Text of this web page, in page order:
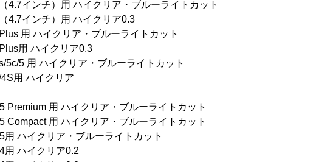
4.7インチ）用 ハイクリア・ブルーライトカット
4.7インチ）用 ハイクリア0.3
用 ハイクリア・ブルーライトカット
用 ハイクリア0.3
5c/5 用 ハイクリア・ブルーライトカット
用 ハイクリア
Premium 用 ハイクリア・ブルーライトカット
Compact 用 ハイクリア・ブルーライトカット
用 ハイクリア・ブルーライトカット
用 ハイクリア0.2